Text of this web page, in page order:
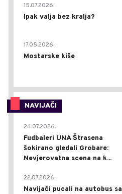
15.07.2026.
Ipak valja bez kralja?
17.05.2026.
Mostarske kiše
NAVIJAČI
24.07.2026.
Fudbaleri UNA Štrasena
šokirano gledali Grobare:
Nevjerovatna scena na k...
22.07.2026.
Navijači pucali na autobus sa